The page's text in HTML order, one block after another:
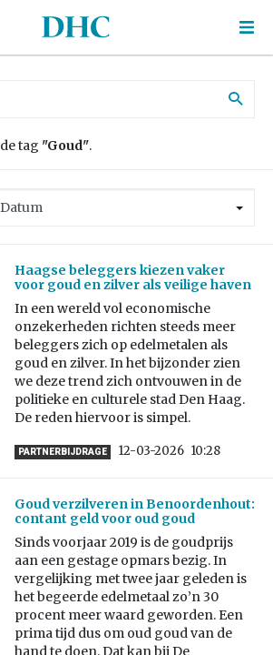
tag "Goud".
Haagse beleggers kiezen vaker
voor goud en zilver als veilige haven
In een wereld vol economische
onzekerheden richten steeds meer
beleggers zich op edelmetalen als
goud en zilver. In het bijzonder zien
we deze trend zich ontvouwen in de
politieke en culturele stad Den Haag.
De reden hiervoor is simpel.
PARTNERBIJDRAGE 12-03-2026 10:28
Goud verzilveren in Benoordenhout:
contant geld voor oud goud
Sinds voorjaar 2019 is de goudprijs
aan een gestage opmars bezig. In
vergelijking met twee jaar geleden is
het begeerde edelmetaal zo’n 30
procent meer waard geworden. Een
prima tijd dus om oud goud van de
hand te doen. Dat kan bij De